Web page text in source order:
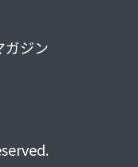
ガジン